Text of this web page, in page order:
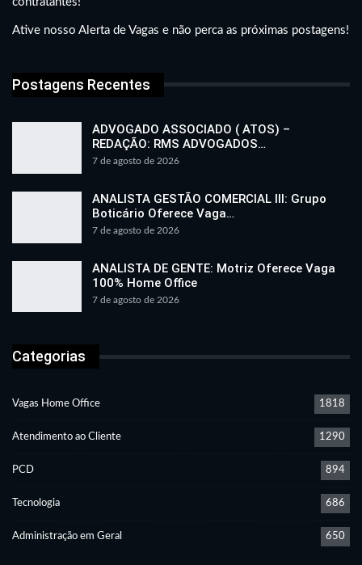
Ative nosso Alerta de Vagas e não perca as próximas postagens!
Postagens Recentes
ADVOGADO ASSOCIADO ( ATOS) –
REDAÇÃO: RMS ADVOGADOS…
7 de agosto de 2026
ANALISTA GESTÃO COMERCIAL III: Grupo
Boticário Oferece Vaga…
7 de agosto de 2026
ANALISTA DE GENTE: Motriz Oferece Vaga
100% Home Office
7 de agosto de 2026
Categorias
Vagas Home Office 1818
Atendimento ao Cliente 1290
PCD 894
Tecnologia 686
Administração em Geral 650